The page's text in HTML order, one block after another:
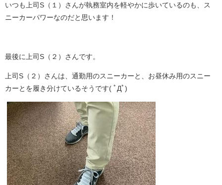
いつも上司S（１）さんが執務室内を軽やかに歩いているのも、ス
ニーカーパワーなのだと思います！
最後に上司S（２）さんです。
上司S（２）さんは、通勤用のスニーカーと、お昼休み用のスニー
カーとを履き分けているそうです( ﾟДﾟ)